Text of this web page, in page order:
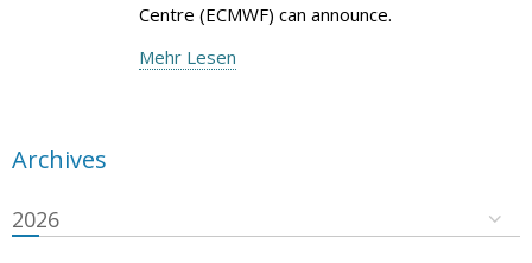
Centre (ECMWF) can announce.
Mehr Lesen
Archives
2026